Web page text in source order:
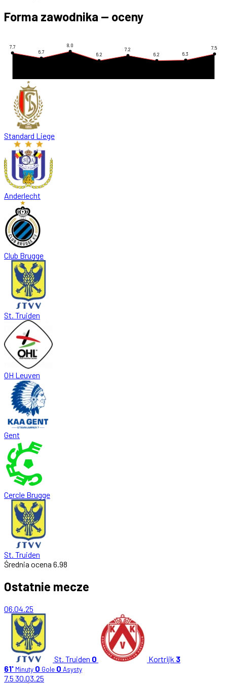
Forma zawodnika — oceny
7.7
6.7
8.0
6.2
7.2
6.2
6.3
7.5
Standard Liege
Anderlecht
Club Brugge
St. Truiden
OH Leuven
Gent
Cercle Brugge
St. Truiden
Średnia ocena 6.98
Ostatnie mecze
06.04.25
St. Truiden 0 Kortrijk 3
61' Minuty 0 Gole 0 Asysty
7.5 30.03.25